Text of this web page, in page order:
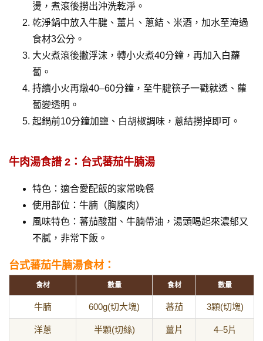
燙，煮滾後撈出沖洗乾淨。
乾淨鍋中放入牛腱、薑片、蔥結、米酒，加水至淹過
食材3公分。
大火煮滾後撇浮沫，轉小火煮40分鐘，再加入白蘿
蔔。
持續小火再燉40–60分鐘，至牛腱筷子一戳就透、蘿
蔔變透明。
起鍋前10分鐘加鹽、白胡椒調味，蔥結撈掉即可。
牛肉湯食譜 2：台式蕃茄牛腩湯
特色：適合愛配飯的家常晚餐
使用部位：牛腩（胸腹肉）
風味特色：蕃茄酸甜、牛腩帶油，湯頭喝起來濃郁又
不膩，非常下飯。
台式蕃茄牛腩湯食材：
食材 數量 食材 數量
牛腩 600g(切大塊) 蕃茄 3顆(切塊)
洋蔥 半顆(切絲) 薑片 4–5片